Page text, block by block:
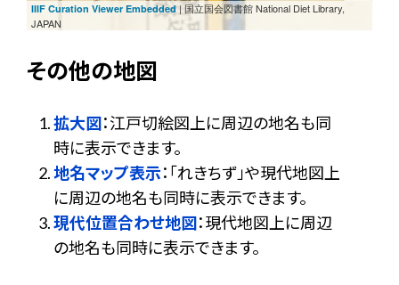
IIIF Curation Viewer Embedded| 国立国会図書館 National Diet Library,
JAPAN
その他の地図
拡大図：江戸切絵図上に周辺の地名も同
時に表示できます。
地名マップ表示：「れきちず」や現代地図上
に周辺の地名も同時に表示できます。
現代位置合わせ地図：現代地図上に周辺
の地名も同時に表示できます。